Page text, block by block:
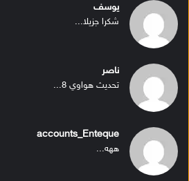
يوسف
شكرا جزيلا...
ناصر
تحديث هواوي 8...
accounts_Enteque
ههه...